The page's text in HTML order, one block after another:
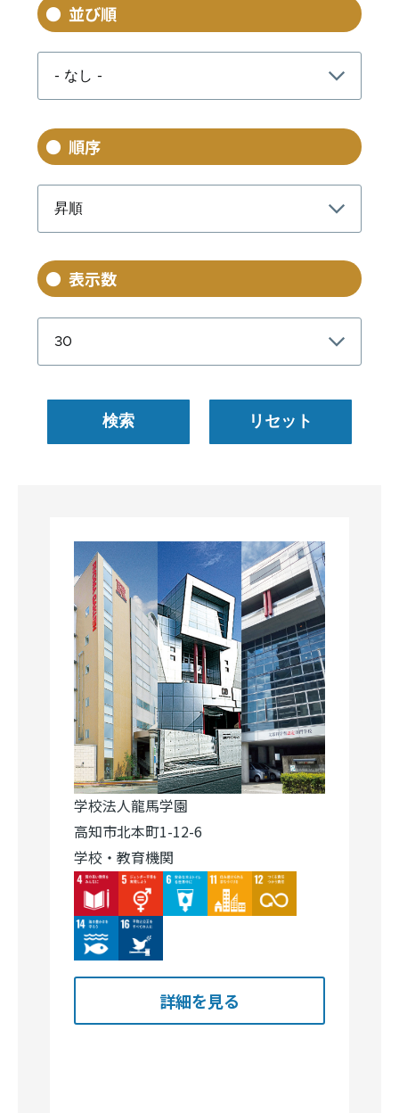
並び順
順序
表示数
学校法人龍馬学園
高知市北本町1-12-6
学校・教育機関
Image Image Image Image Image
Image Image
詳細を見る